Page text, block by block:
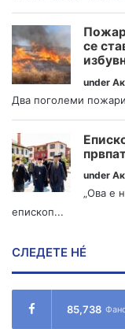
Пожар
се
under
Два поголеми пожари
under
„Ова е
епископ...
СЛЕДЕТЕ НÉ
85,738